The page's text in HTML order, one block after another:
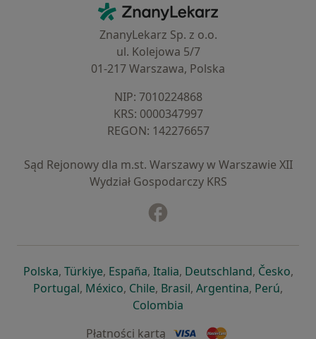
ZnanyLekarz - Strona główna
ZnanyLekarz Sp. z o.o.
ul. Kolejowa 5/7
01-217 Warszawa, Polska
NIP: ⁠7010224868
KRS: ⁠0000347997
REGON: ⁠142276657
Sąd Rejonowy dla m.st. Warszawy w Warszawie XII
Wydział Gospodarczy KRS
Polskaotwiera się w nowej karcie
, Türkiyeotwiera się w nowej karcie
, Españaotwiera się w nowej karcie
, Italiaotwiera się w nowej
, Deutschlandotwiera się
, Česko,
Portugalotwiera się w nowej karcie
, Méxicootwiera się w nowej karcie
, Chileotwiera się w nowej karcie
, Brasilotwiera się w nowej
, Argentinaotwiera się
, Perú,
Colombia
Płatności kartą